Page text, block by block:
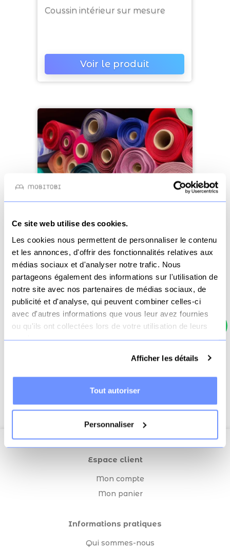
Ce site web utilise des cookies.
Les cookies nous permettent de personnaliser le contenu
et les annonces, d'offrir des fonctionnalités relatives aux
médias sociaux et d'analyser notre trafic. Nous
partageons également des informations sur l'utilisation de
notre site avec nos partenaires de médias sociaux, de
publicité et d'analyse, qui peuvent combiner celles-ci
avec d'autres informations que vous leur avez fournies
ou qu'ils ont collectées lors de votre utilisation de leurs
services.
Afficher les détails
Tout autoriser
Personnaliser
Coussin intérieur sur mesure
Prix
Voir le produit
Configurateur de tissus au
mètre
Prix
a4
Voir le produit
Espace client
Mon compte
Mon panier
Informations pratiques
Qui sommes-nous